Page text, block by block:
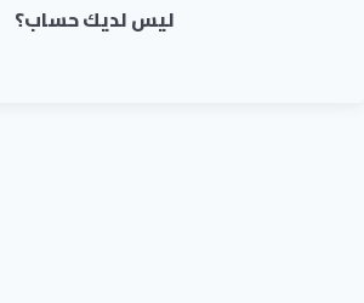
ليس لديك حساب؟